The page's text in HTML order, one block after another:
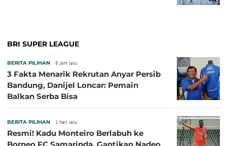
BRI SUPER LEAGUE
BERITA PILIHAN 8 jam lalu
3 Fakta Menarik Rekrutan Anyar Persib
Bandung, Danijel Loncar: Pemain
Balkan Serba Bisa
BERITA PILIHAN 1 hari lalu
Resmi! Kadu Monteiro Berlabuh ke